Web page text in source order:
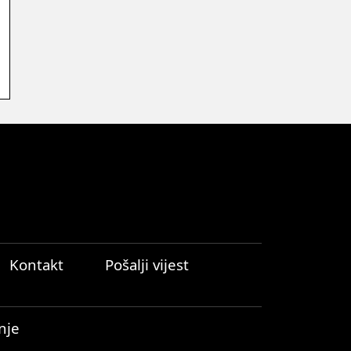
Kontakt
Pošalji vijest